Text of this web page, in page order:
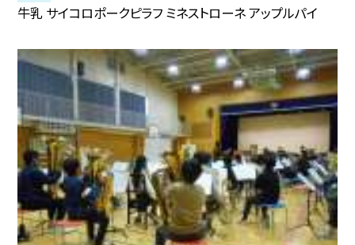
牛乳 サイコロポークピラフ ミネストローネ アップルパイ